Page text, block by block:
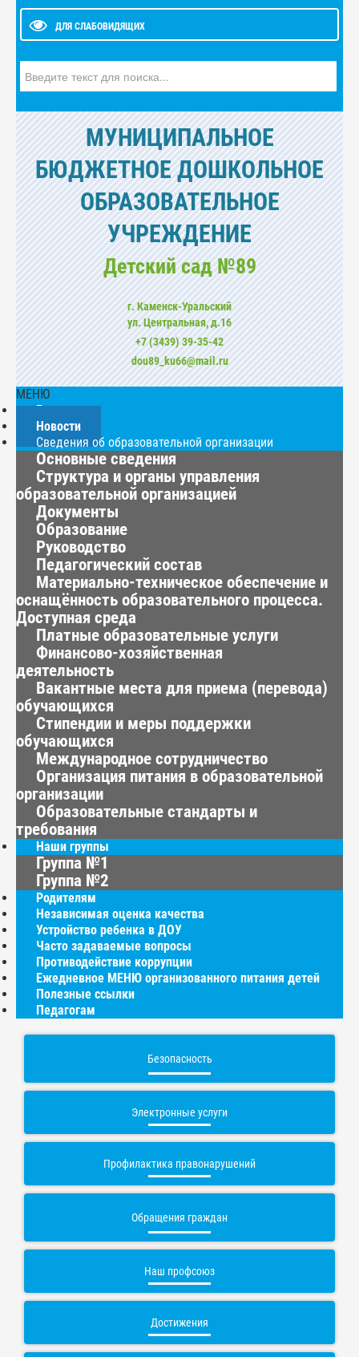
ДЛЯ СЛАБОВИДЯЩИХ
МУНИЦИПАЛЬНОЕ
БЮДЖЕТНОЕ ДОШКОЛЬНОЕ
ОБРАЗОВАТЕЛЬНОЕ
УЧРЕЖДЕНИЕ
Детский сад №89
г. Каменск-Уральский
ул. Центральная, д.16
+7 (3439) 39-35-42
dou89_ku66@mail.ru
МЕНЮ
Главная
Новости
Сведения об образовательной организации
Основные сведения
Структура и органы управления
образовательной организацией
Документы
Образование
Руководство
Педагогический состав
Материально-техническое обеспечение и
оснащённость образовательного процесса.
Доступная среда
Платные образовательные услуги
Финансово-хозяйственная
деятельность
Вакантные места для приема (перевода)
обучающихся
Стипендии и меры поддержки
обучающихся
Международное сотрудничество
Организация питания в образовательной
организации
Образовательные стандарты и
требования
Наши группы
Группа №1
Группа №2
Родителям
Независимая оценка качества
Устройство ребенка в ДОУ
Часто задаваемые вопросы
Противодействие коррупции
Ежедневное МЕНЮ организованного питания детей
Полезные ссылки
Педагогам
Безопасность
Электронные услуги
Профилактика правонарушений
Обращения граждан
Наш профсоюз
Достижения